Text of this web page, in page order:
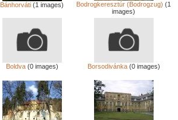
Bánhorváti (1 images) Bodrogkeresztúr (Bodrogzug) (1
images)
Boldva(0 images) Borsodivánka(0 images)